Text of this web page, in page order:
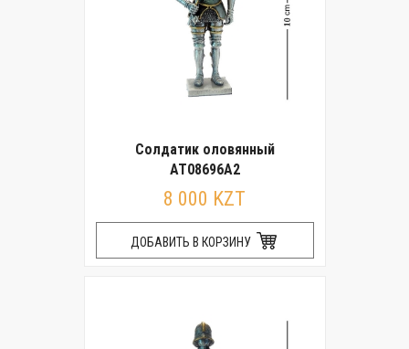
Солдатик оловянный
AT08696A2
8 000 KZT
ДОБАВИТЬ В КОРЗИНУ